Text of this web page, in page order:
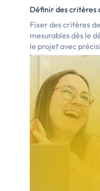
Définir des critères
Fixer des critères
mesurables dès le
le projet avec
les bonnes